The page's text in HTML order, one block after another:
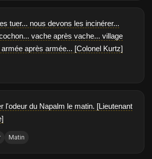
tuer... nous devons les incinérer...
vache après vache... village
après armée... [Colonel Kurtz]
l'odeur du Napalm le matin. [Lieutenant
Matin